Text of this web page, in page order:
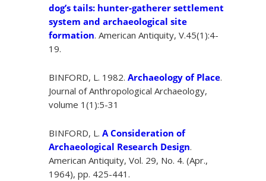
dog’s tails: hunter-gatherer settlement
system and archaeological site
formation. American Antiquity, V.45(1):4-
19.
BINFORD, L. 1982.Archaeology of Place.
Journal of Anthropological Archaeology,
volume 1(1):5-31
BINFORD, L.A Consideration of
Archaeological Research Design.
American Antiquity, Vol. 29, No. 4. (Apr.,
1964), pp. 425-441.